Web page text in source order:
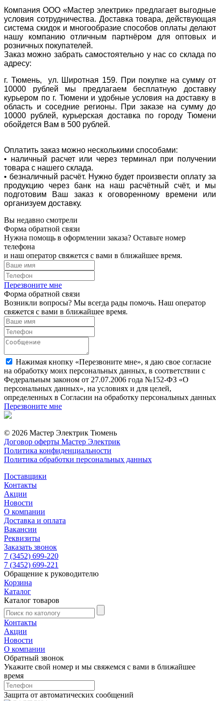
Компания ООО «Мастер электрик» предлагает выгодные
условия сотрудничества. Доставка товара, действующая
система скидок и многообразие способов оплаты делают
нашу компанию отличным партнёром для оптовых и
розничных покупателей.
Заказ можно забрать самостоятельно у нас со склада по
адресу:
г. Тюмень, ул. Широтная 159. При покупке на сумму от
10000 рублей мы предлагаем бесплатную доставку
курьером по г. Тюмени и удобные условия на доставку в
область и соседние регионы. При заказе на сумму до
10000 рублей, курьерская доставка по городу Тюмени
обойдется Вам в 500 рублей.
Оплатить заказ можно несколькими способами:
• наличный расчет или через терминал при получении
товара с нашего склада.
• безналичный расчёт. Нужно будет произвести оплату за
продукцию через банк на наш расчётный счёт, и мы
подготовим Ваш заказ к оговоренному времени или
организуем доставку.
Вы недавно смотрели
Форма обратной связи
Нужна помощь в оформлении заказа? Оставьте номер
телефона
и наш оператор свяжется с вами в ближайшее время.
Перезвоните мне
Форма обратной связи
Возникли вопросы? Мы всегда рады помочь. Наш оператор
свяжется с вами в ближайшее время.
Нажимая кнопку «Перезвоните мне», я даю свое согласие
на обработку моих персональных данных, в соответствии с
Федеральным законом от 27.07.2006 года №152-ФЗ «О
персональных данных», на условиях и для целей,
определенных в Согласии на обработку персональных данных
Перезвоните мне
© 2026 Мастер Электрик Тюмень
Договор оферты Мастер Электрик
Политика конфиденциальности
Политика обработки персональных данных
Поставщики
Контакты
Акции
Новости
О компании
Доставка и оплата
Вакансии
Реквизиты
Заказать звонок
7 (3452) 699-220
7 (3452) 699-221
Обращение к руководителю
Корзина
Каталог
Каталог товаров
Контакты
Акции
Новости
О компании
Обратный звонок
Укажите свой номер и мы свяжемся с вами в ближайшее
время
Защита от автоматических сообщений